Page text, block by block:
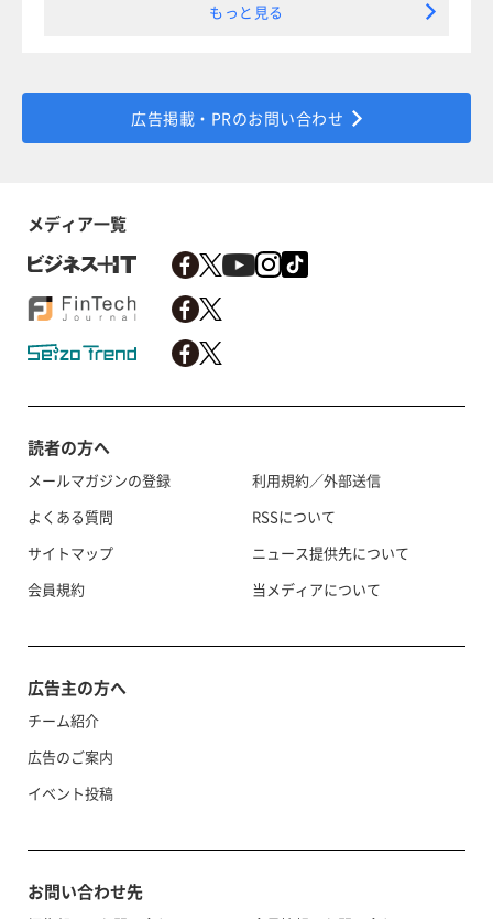
もっと見る
広告掲載・PRのお問い合わせ
メディア一覧
読者の方へ
メールマガジンの登録
よくある質問
サイトマップ
会員規約
利用規約／外部送信
RSSについて
ニュース提供先について
当メディアについて
広告主の方へ
チーム紹介
広告のご案内
イベント投稿
お問い合わせ先